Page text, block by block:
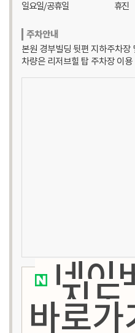
일요일/공휴일
휴진
주차안내
본원 경부빌딩 뒷편 지하주차장
차량은 리저브힐 탑 주차장 이용
네이
지도
바로가